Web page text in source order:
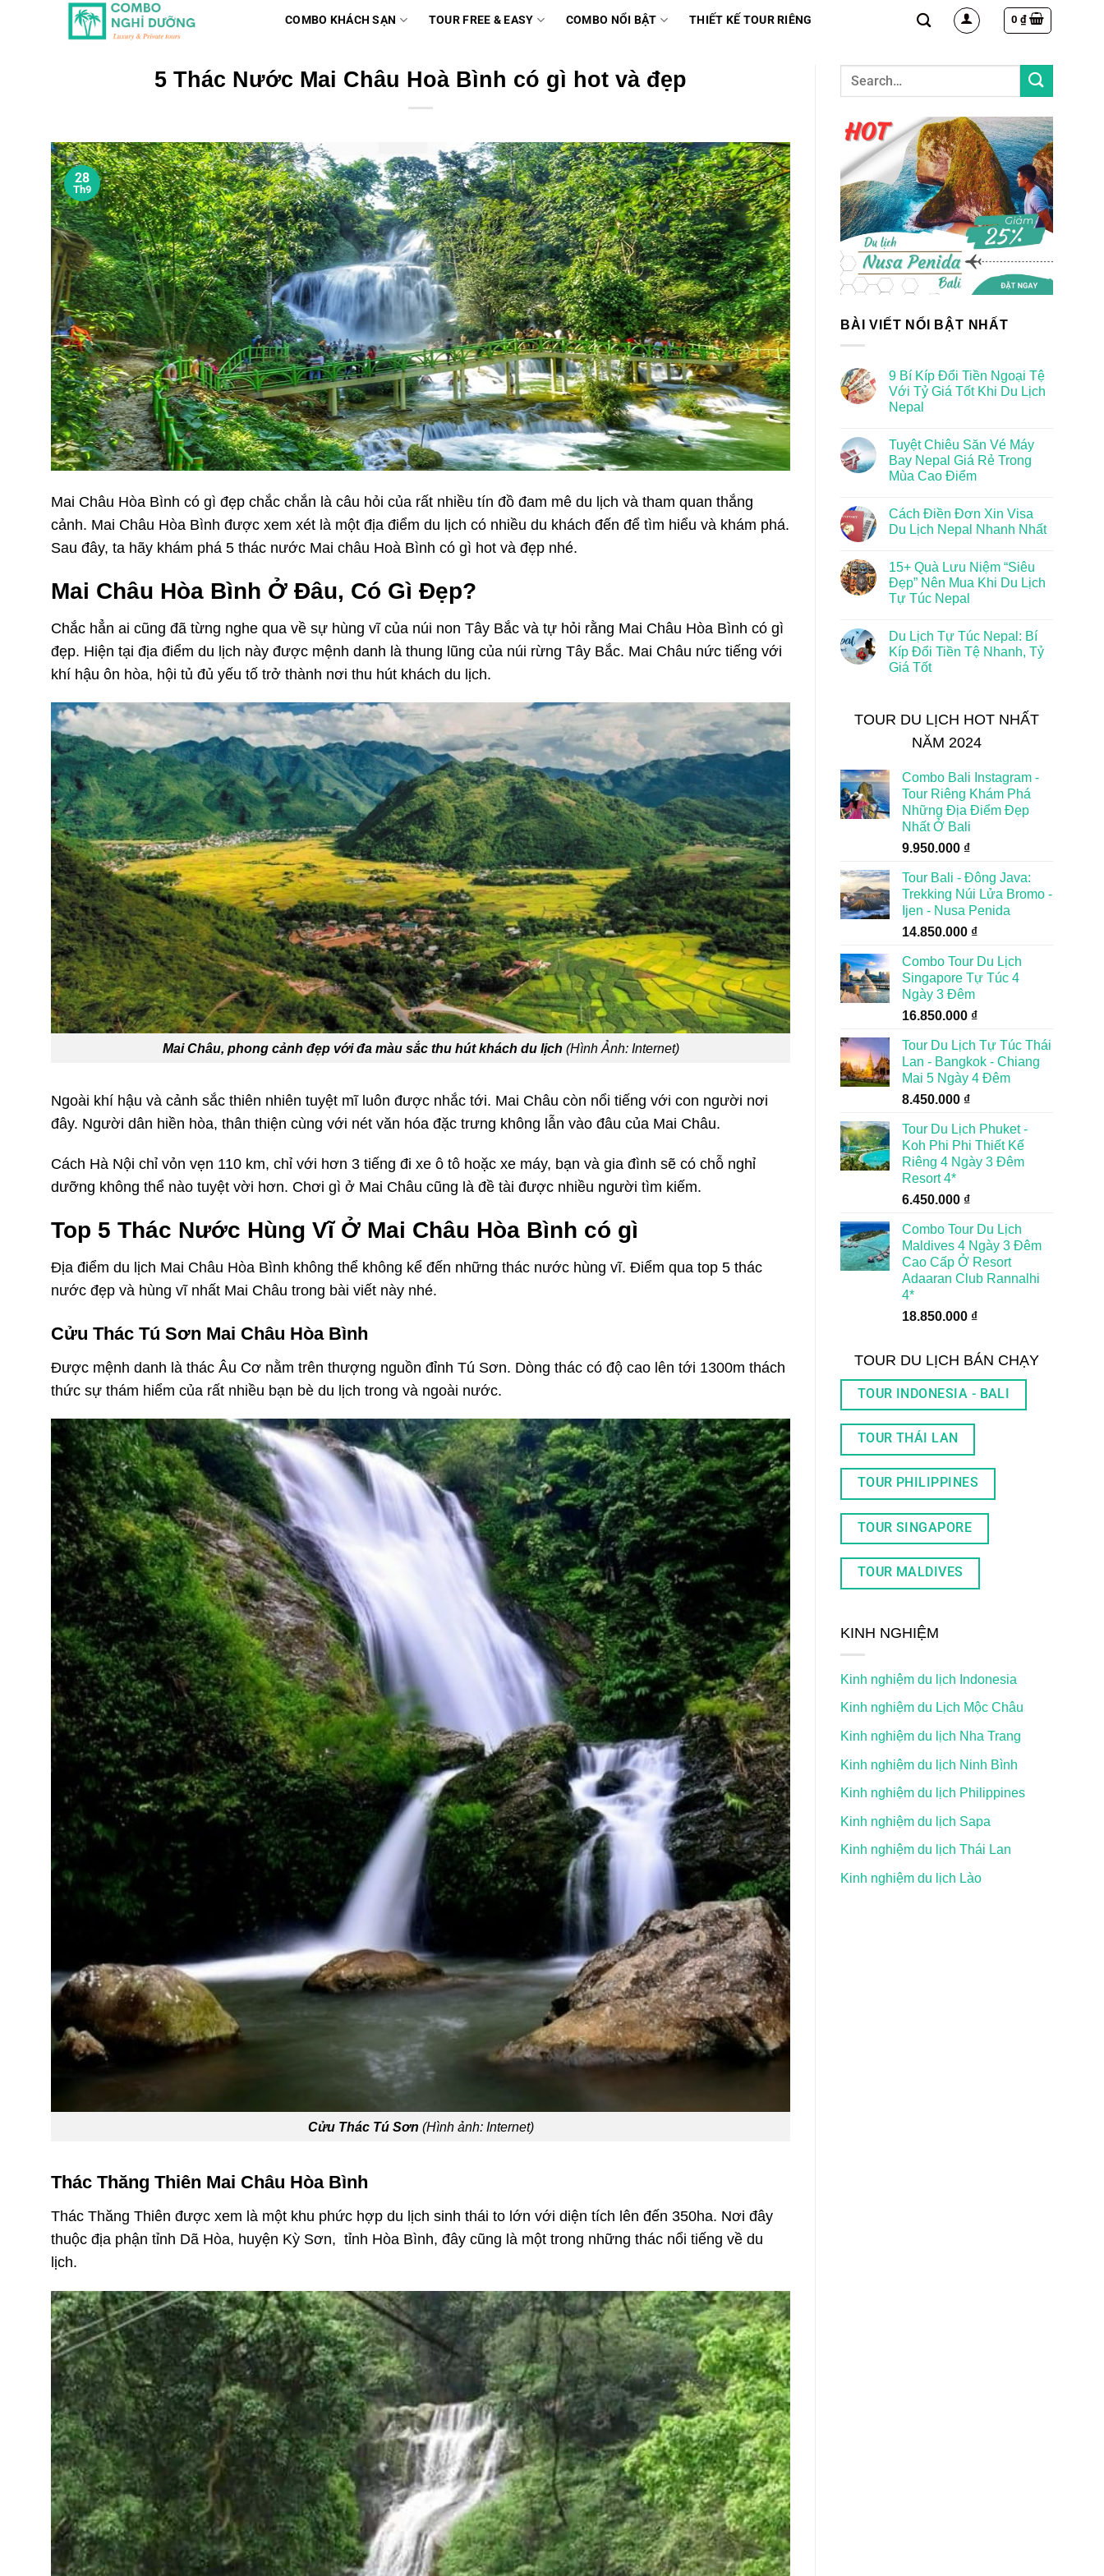
COMBO KHÁCH SẠN TOUR FREE & EASY COMBO NỔI BẬT THIẾT KẾ TOUR RIÊNG 0 ₫
5 Thác Nước Mai Châu Hoà Bình có gì hot và đẹp
28
Th9
Mai Châu Hòa Bình có gì đẹp chắc chắn là câu hỏi của rất nhiều tín đồ đam mê du lịch và tham quan thắng
cảnh. Mai Châu Hòa Bình được xem xét là một địa điểm du lịch có nhiều du khách đến để tìm hiểu và khám phá.
Sau đây, ta hãy khám phá 5 thác nước Mai châu Hoà Bình có gì hot và đẹp nhé.
Mai Châu Hòa Bình Ở Đâu, Có Gì Đẹp?
Chắc hẳn ai cũng đã từng nghe qua về sự hùng vĩ của núi non Tây Bắc và tự hỏi rằng Mai Châu Hòa Bình có gì
đẹp. Hiện tại địa điểm du lịch này được mệnh danh là thung lũng của núi rừng Tây Bắc. Mai Châu nức tiếng với
khí hậu ôn hòa, hội tủ đủ yếu tố trở thành nơi thu hút khách du lịch.
Mai Châu, phong cảnh đẹp với đa màu sắc thu hút khách du lịch (Hình Ảnh: Internet)
Ngoài khí hậu và cảnh sắc thiên nhiên tuyệt mĩ luôn được nhắc tới. Mai Châu còn nổi tiếng với con người nơi
đây. Người dân hiền hòa, thân thiện cùng với nét văn hóa đặc trưng không lẫn vào đâu của Mai Châu.
Cách Hà Nội chỉ vỏn vẹn 110 km, chỉ với hơn 3 tiếng đi xe ô tô hoặc xe máy, bạn và gia đình sẽ có chỗ nghỉ
dưỡng không thể nào tuyệt vời hơn. Chơi gì ở Mai Châu cũng là đề tài được nhiều người tìm kiếm.
Top 5 Thác Nước Hùng Vĩ Ở Mai Châu Hòa Bình có gì
Địa điểm du lịch Mai Châu Hòa Bình không thể không kể đến những thác nước hùng vĩ. Điểm qua top 5 thác
nước đẹp và hùng vĩ nhất Mai Châu trong bài viết này nhé.
Cửu Thác Tú Sơn Mai Châu Hòa Bình
Được mệnh danh là thác Âu Cơ nằm trên thượng nguồn đỉnh Tú Sơn. Dòng thác có độ cao lên tới 1300m thách
thức sự thám hiểm của rất nhiều bạn bè du lịch trong và ngoài nước.
Cửu Thác Tú Sơn (Hình ảnh: Internet)
Thác Thăng Thiên Mai Châu Hòa Bình
Thác Thăng Thiên được xem là một khu phức hợp du lịch sinh thái to lớn với diện tích lên đến 350ha. Nơi đây
thuộc địa phận tỉnh Dã Hòa, huyện Kỳ Sơn, tỉnh Hòa Bình, đây cũng là một trong những thác nổi tiếng về du
lịch.
BÀI VIẾT NỔI BẬT NHẤT
9 Bí Kíp Đổi Tiền Ngoại Tệ
Với Tỷ Giá Tốt Khi Du Lịch
Nepal
Tuyệt Chiêu Săn Vé Máy
Bay Nepal Giá Rẻ Trong
Mùa Cao Điểm
Cách Điền Đơn Xin Visa
Du Lịch Nepal Nhanh Nhất
15+ Quà Lưu Niệm “Siêu
Đẹp” Nên Mua Khi Du Lịch
Tự Túc Nepal
Du Lịch Tự Túc Nepal: Bí
Kíp Đổi Tiền Tệ Nhanh, Tỷ
Giá Tốt
TOUR DU LỊCH HOT NHẤT
NĂM 2024
Combo Bali Instagram -
Tour Riêng Khám Phá
Những Địa Điểm Đẹp
Nhất Ở Bali
9.950.000 ₫
Tour Bali - Đông Java:
Trekking Núi Lửa Bromo -
Ijen - Nusa Penida
14.850.000 ₫
Combo Tour Du Lịch
Singapore Tự Túc 4
Ngày 3 Đêm
16.850.000 ₫
Tour Du Lịch Tự Túc Thái
Lan - Bangkok - Chiang
Mai 5 Ngày 4 Đêm
8.450.000 ₫
Tour Du Lịch Phuket -
Koh Phi Phi Thiết Kế
Riêng 4 Ngày 3 Đêm
Resort 4*
6.450.000 ₫
Combo Tour Du Lịch
Maldives 4 Ngày 3 Đêm
Cao Cấp Ở Resort
Adaaran Club Rannalhi
4*
18.850.000 ₫
TOUR DU LỊCH BÁN CHẠY
TOUR INDONESIA - BALI
TOUR THÁI LAN
TOUR PHILIPPINES
TOUR SINGAPORE
TOUR MALDIVES
KINH NGHIỆM
Kinh nghiệm du lịch Indonesia
Kinh nghiệm du Lịch Mộc Châu
Kinh nghiệm du lịch Nha Trang
Kinh nghiệm du lịch Ninh Bình
Kinh nghiệm du lịch Philippines
Kinh nghiệm du lịch Sapa
Kinh nghiệm du lịch Thái Lan
Kinh nghiệm du lịch Lào